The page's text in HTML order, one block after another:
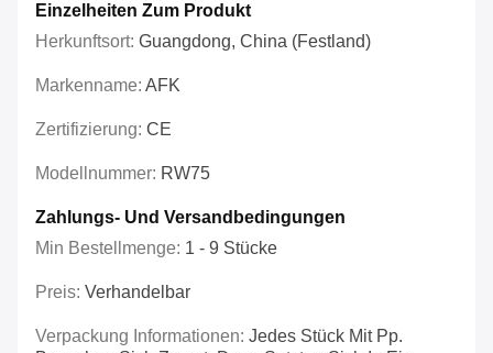
Einzelheiten Zum Produkt
Herkunftsort: Guangdong, China (Festland)
Markenname: AFK
Zertifizierung: CE
Modellnummer: RW75
Zahlungs- Und Versandbedingungen
Min Bestellmenge: 1 - 9 Stücke
Preis: Verhandelbar
Verpackung Informationen: Jedes Stück Mit Pp.